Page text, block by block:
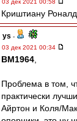
03 дек 2021 00:58
Криштиану
ys -
03 дек 2021 00:34
BM1964
Проблема в том,
практически
Айртон и Коля/